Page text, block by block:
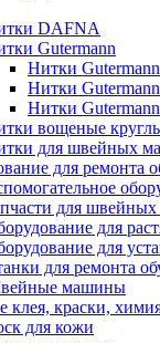
DAFNA
Gutermann
Нитки
Нитки
Нитки
вощеные
для швейных
для ремонта
для
для
для
для ремонта
машины
клея, краски,
для кожи